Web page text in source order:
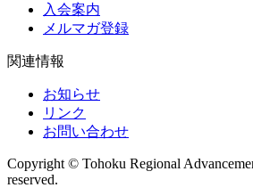
入会案内
メルマガ登録
関連情報
お知らせ
リンク
お問い合わせ
Copyright © Tohoku Regional
reserved.